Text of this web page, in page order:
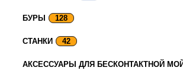
БУРЫ 128
СТАНКИ 42
АКСЕССУАРЫ ДЛЯ БЕСКОНТАКТНОЙ